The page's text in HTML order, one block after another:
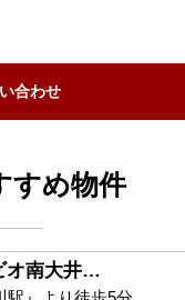
合わせ
すめ物件
オ南大井…